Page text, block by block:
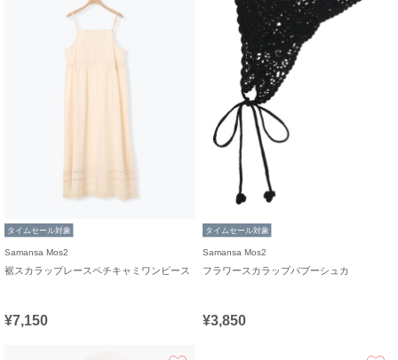
タイムセール対象
Samansa Mos2
裾スカラップレースペチキャミワンピース
¥7,150
タイムセール対象
Samansa Mos2
フラワースカラップバブーシュカ
¥3,850